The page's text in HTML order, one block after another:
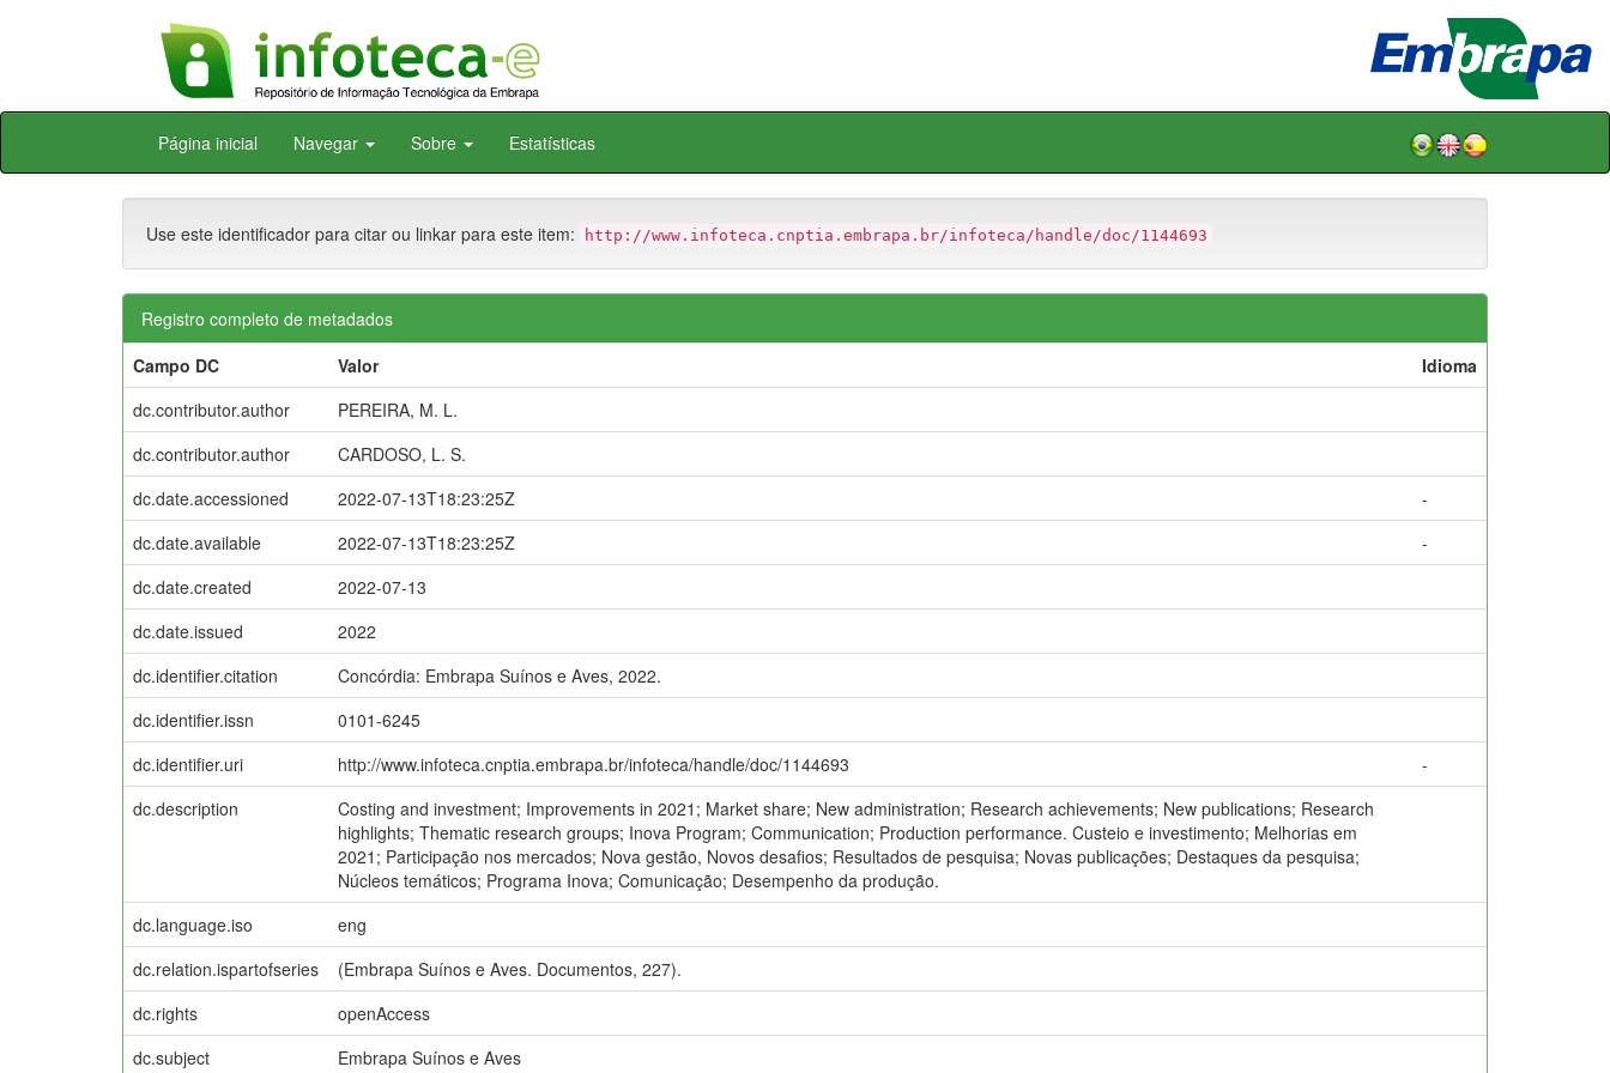
Skip
Página inicial Navegar Sobre Estatísticas
Use este identificador para citar ou linkar para este item: http://www.infoteca.cnptia.embrapa.br/infoteca/handle/doc/1144693
Registro completo de metadados
Campo DC
Valor
Idioma
dc.contributor.author
PEREIRA, M. L.
dc.contributor.author
CARDOSO, L. S.
dc.date.accessioned
2022-07-13T18:23:25Z
-
dc.date.available
2022-07-13T18:23:25Z
-
dc.date.created
2022-07-13
dc.date.issued
2022
dc.identifier.citation
Concórdia: Embrapa Suínos e Aves, 2022.
dc.identifier.issn
0101-6245
dc.identifier.uri
http://www.infoteca.cnptia.embrapa.br/infoteca/handle/doc/1144693
-
dc.description
Costing and investment; Improvements in 2021; Market share; New administration; Research achievements; New publications; Research
highlights; Thematic research groups; Inova Program; Communication; Production performance. Custeio e investimento; Melhorias em
2021; Participação nos mercados; Nova gestão, Novos desafios; Resultados de pesquisa; Novas publicações; Destaques da pesquisa;
Núcleos temáticos; Programa Inova; Comunicação; Desempenho da produção.
dc.language.iso
eng
dc.relation.ispartofseries
(Embrapa Suínos e Aves. Documentos, 227).
dc.rights
openAccess
dc.subject
Embrapa Suínos e Aves